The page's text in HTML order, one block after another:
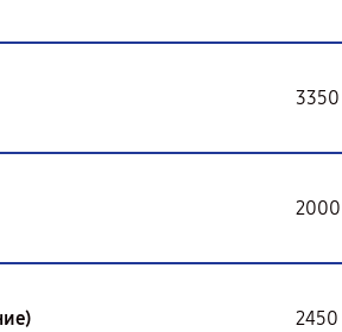
3350
2450